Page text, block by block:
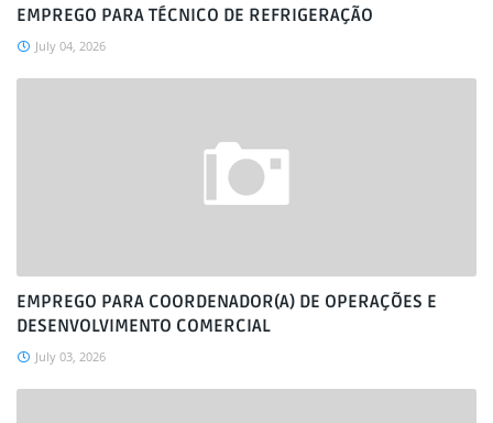
EMPREGO PARA TÉCNICO DE REFRIGERAÇÃO
July 04, 2026
EMPREGO PARA COORDENADOR(A) DE OPERAÇÕES E
DESENVOLVIMENTO COMERCIAL
July 03, 2026